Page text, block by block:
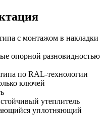
с монтажом в накладки
опорной разновидностью
по RAL-технологии
ключей
утеплитель
уплотняющий